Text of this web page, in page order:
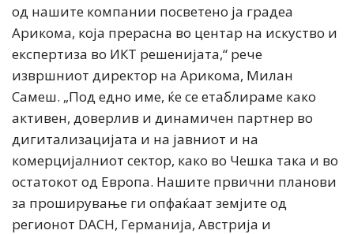
од нашите компании посветено ја градеа
Арикома, која прерасна во центар на искуство и
експертиза во ИКТ решенијата,“ рече
извршниот директор на Арикома, Милан
Самеш. „Под едно име, ќе се етаблираме како
активен, доверлив и динамичен партнер во
дигитализацијата и на јавниот и на
комерцијалниот сектор, како во Чешка така и во
остатокот од Европа. Нашите првични планови
за проширување ги опфаќаат земјите од
регионот DACH, Германија, Австрија и